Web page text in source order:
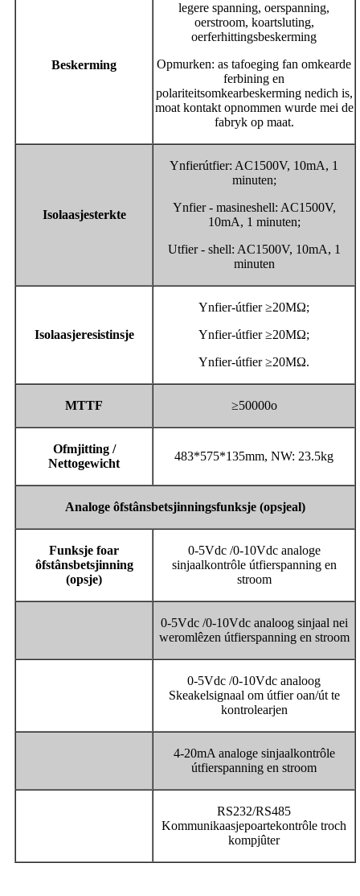
Beskerming
legere spanning, oerspanning,
oerstroom, koartsluting,
oerferhittingsbeskerming
Opmurken: as tafoeging fan omkearde
ferbining en
polariteitsomkearbeskerming nedich is,
moat kontakt opnommen wurde mei de
fabryk op maat.
Isolaasjesterkte
Ynfierútfier: AC1500V, 10mA, 1
minuten;
Ynfier - masineshell: AC1500V,
10mA, 1 minuten;
Utfier - shell: AC1500V, 10mA, 1
minuten
Isolaasjeresistinsje
Ynfier-útfier ≥20MΩ;
Ynfier-útfier ≥20MΩ;
Ynfier-útfier ≥20MΩ.
MTTF ≥50000o
Ofmjitting /
Nettogewicht
483*575*135mm, NW: 23.5kg
Analoge ôfstânsbetsjinningsfunksje (opsjeal)
Funksje foar
ôfstânsbetsjinning
(opsje)
0-5Vdc /0-10Vdc analoge
sinjaalkontrôle útfierspanning en
stroom
0-5Vdc /0-10Vdc analoog sinjaal nei
weromlêzen útfierspanning en stroom
0-5Vdc /0-10Vdc analoog
Skeakelsignaal om útfier oan/út te
kontrolearjen
4-20mA analoge sinjaalkontrôle
útfierspanning en stroom
RS232/RS485
Kommunikaasjepoartekontrôle troch
kompjûter